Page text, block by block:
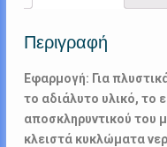
Περιγραφή
Εφαρμογή: Για
το αδιάλυτο υλικό, το
αποσκληρυντικού του
κλειστά κυκλώματα